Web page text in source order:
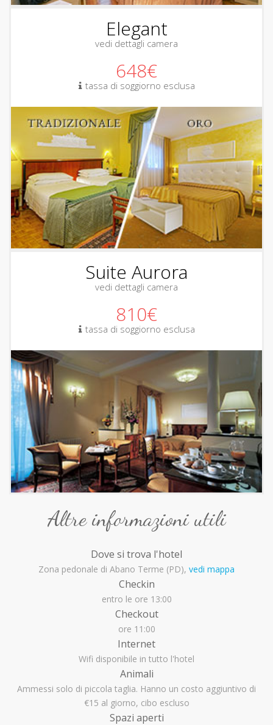
Elegant
vedi dettagli camera
648€
tassa di soggiorno esclusa
Suite Aurora
vedi dettagli camera
810€
tassa di soggiorno esclusa
Altre informazioni utili
Dove si trova l'hotel
Zona pedonale di Abano Terme (PD), vedi mappa
Checkin
entro le ore 13:00
Checkout
ore 11:00
Internet
Wifi disponibile in tutto l'hotel
Animali
Ammessi solo di piccola taglia. Hanno un costo aggiuntivo di
€15 al giorno, cibo escluso
Spazi aperti